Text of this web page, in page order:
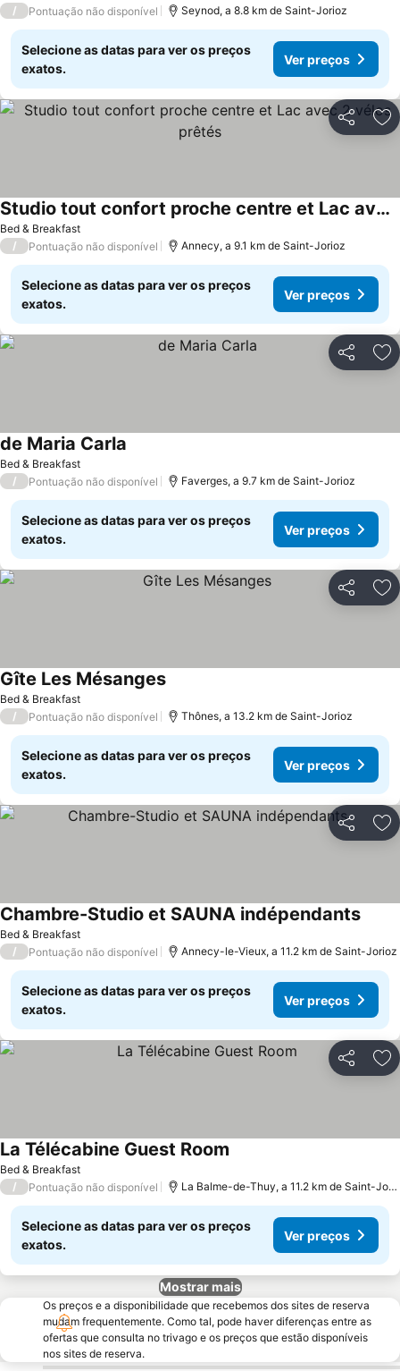
/ Pontuação não disponível Seynod, a 8.8 km de Saint-Jorioz
Selecione as datas para ver os preços
exatos.
Ver preços
Partilhar
Bed & Breakfast
Studio tout confort proche centre et Lac avec 2 vélos prêtés
/ Pontuação não disponível Annecy, a 9.1 km de Saint-Jorioz
Selecione as datas para ver os preços
exatos.
Ver preços
Partilhar
Bed & Breakfast
de Maria Carla
/ Pontuação não disponível Faverges, a 9.7 km de Saint-Jorioz
Selecione as datas para ver os preços
exatos.
Ver preços
Partilhar
Bed & Breakfast
Gîte Les Mésanges
/ Pontuação não disponível Thônes, a 13.2 km de Saint-Jorioz
Selecione as datas para ver os preços
exatos.
Ver preços
Partilhar
Bed & Breakfast
Chambre-Studio et SAUNA indépendants
/ Pontuação não disponível Annecy-le-Vieux, a 11.2 km de Saint-Jorioz
Selecione as datas para ver os preços
exatos.
Ver preços
Partilhar
Bed & Breakfast
La Télécabine Guest Room
/ Pontuação não disponível La Balme-de-Thuy, a 11.2 km de Saint-Jorioz
Selecione as datas para ver os preços
exatos.
Ver preços
Mostrar mais
Os preços e a disponibilidade que recebemos dos sites de reserva
mudam frequentemente. Como tal, pode haver diferenças entre as
ofertas que consulta no trivago e os preços que estão disponíveis
nos sites de reserva.